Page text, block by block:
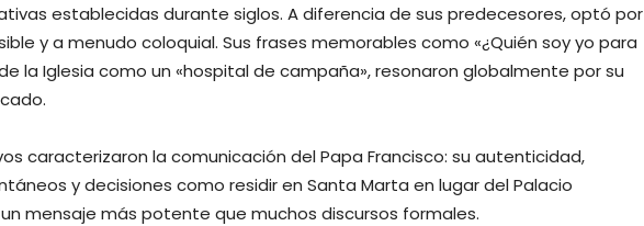
establecidas durante siglos. A diferencia de sus predecesores, optó por
y a menudo coloquial. Sus frases memorables como «¿Quién soy yo para
la Iglesia como un «hospital de campaña», resonaron globalmente por su
caracterizaron la comunicación del Papa Francisco: su autenticidad,
y decisiones como residir en Santa Marta en lugar del Palacio
mensaje más potente que muchos discursos formales.